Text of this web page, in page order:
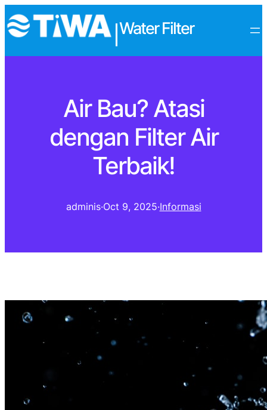
Water Filter
Air Bau? Atasi
dengan Filter Air
Terbaik!
adminis·Oct 9, 2025·Informasi